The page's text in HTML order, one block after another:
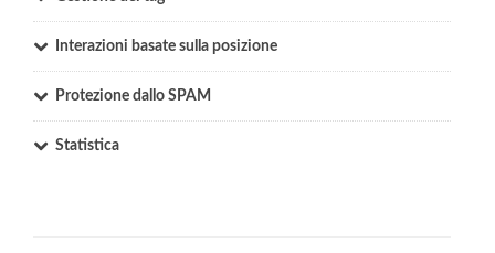
Interazioni basate sulla posizione
Protezione dallo SPAM
Statistica